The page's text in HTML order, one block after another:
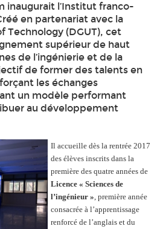
inaugurait l’Institut franco-
en partenariat avec la
Technology (DGUT), cet
supérieur de haut
de l’ingénierie et de la
de former des talents en
les échanges
un modèle performant
au développement
Il accueille dès la rentrée 2017
des élèves inscrits dans la
première des quatre années de
Licence « Sciences de
l’ingénieur » , première année
consacrée à l’apprentissage
renforcé de l’anglais et du